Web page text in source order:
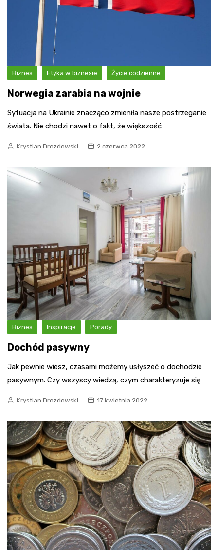
Biznes Etyka w biznesie Życie codzienne
Norwegia zarabia na wojnie
Sytuacja na Ukrainie znacząco zmieniła nasze postrzeganie
świata. Nie chodzi nawet o fakt, że większość
Krystian Drozdowski 2 czerwca 2022
Biznes Inspiracje Porady
Dochód pasywny
Jak pewnie wiesz, czasami możemy usłyszeć o dochodzie
pasywnym. Czy wszyscy wiedzą, czym charakteryzuje się
Krystian Drozdowski 17 kwietnia 2022